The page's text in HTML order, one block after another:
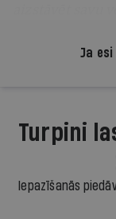
Ja
Turpini
Iepazīšanās